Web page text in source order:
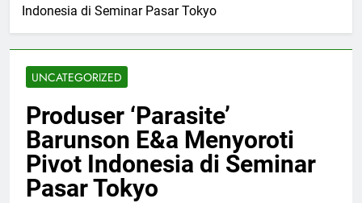
Indonesia di Seminar Pasar Tokyo
UNCATEGORIZED
Produser ‘Parasite’
Barunson E&a Menyoroti
Pivot Indonesia di Seminar
Pasar Tokyo